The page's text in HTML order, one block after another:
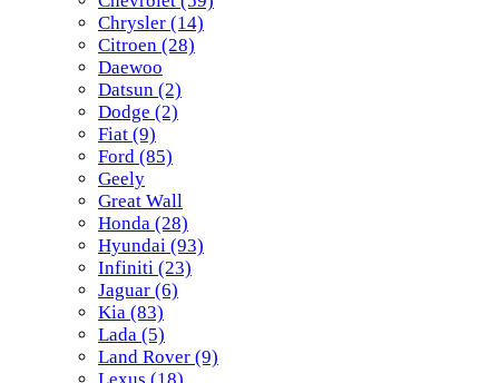
Chrysler (14)
Citroen (28)
Daewoo
Datsun (2)
Dodge (2)
Fiat (9)
Ford (85)
Geely
Great Wall
Honda (28)
Hyundai (93)
Infiniti (23)
Jaguar (6)
Kia (83)
Lada (5)
Land Rover (9)
Lexus (18)